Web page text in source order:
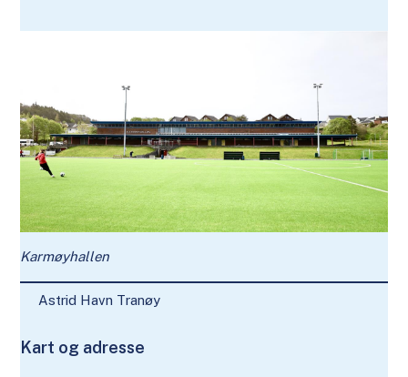
Karmøyhallen
Astrid Havn Tranøy
Kart og adresse